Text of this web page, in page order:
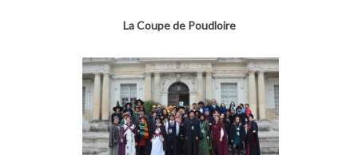
La Coupe de Poudloire